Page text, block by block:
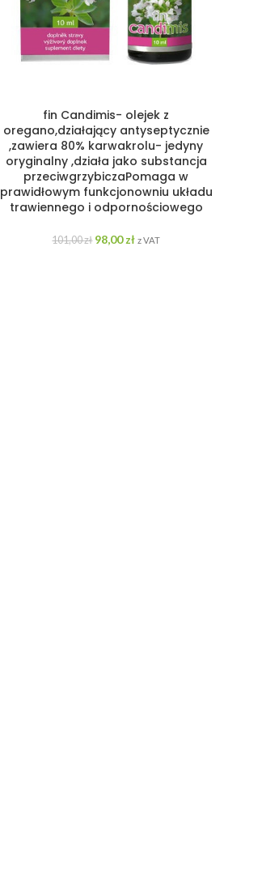
fin Candimis- olejek z
oregano,działający antyseptycznie
,zawiera 80% karwakrolu- jedyny
oryginalny ,działa jako substancja
przeciwgrzybiczaPomaga w
prawidłowym funkcjonowniu układu
trawiennego i odpornościowego
101,00zł 98,00zł z VAT